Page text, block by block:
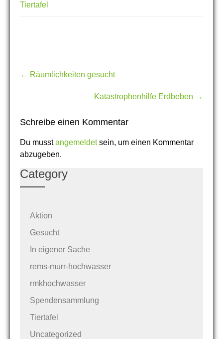
Tiertafel
Post
navigation
← Räumlichkeiten gesucht
Katastrophenhilfe Erdbeben →
Schreibe einen Kommentar
Du musstangemeldetsein, um einen Kommentar
abzugeben.
Category
Aktion
Gesucht
In eigener Sache
rems-murr-hochwasser
rmkhochwasser
Spendensammlung
Tiertafel
Uncategorized